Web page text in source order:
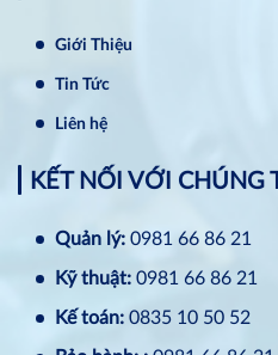
Giới Thiệu
Tin Tức
Liên hệ
KẾT NỐI VỚI CHÚNG
Quản lý: 0981 66 86 21
Kỹ thuật: 0981 66 86 21
Kế toán: 0835 10 50 52